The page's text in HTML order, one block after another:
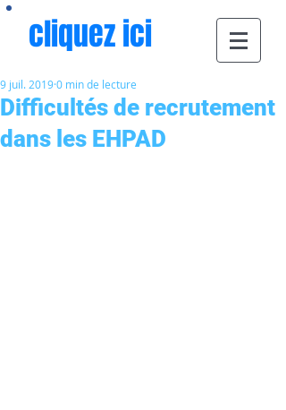
cliquez ici
Difficultés de recrutement
dans les EHPAD
9 juil. 20190 min de lecture